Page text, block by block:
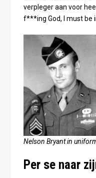
verpleger aan voor
f***ing God, I must be
Nelson Bryant in
Per se naar